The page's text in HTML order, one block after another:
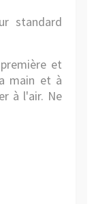
standard
et
main et à
à l'air. Ne